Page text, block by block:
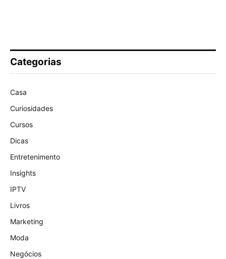
Categorias
Casa
Curiosidades
Cursos
Dicas
Entretenimento
Insights
IPTV
Livros
Marketing
Moda
Negócios